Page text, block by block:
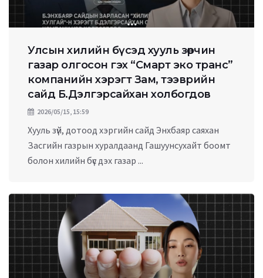
Улсын хилийн бүсэд хууль зөрчин
газар олгосон гэх “Смарт эко транс”
компанийн хэрэгт Зам, тээврийн
сайд Б.Дэлгэрсайхан холбогдов
2026/05/15, 15:59
Хууль зүй, дотоод хэргийн сайд Энхбаяр саяхан
Засгийн газрын хуралдаанд Гашуунсухайт боомт
болон хилийн бүс дэх газар ...